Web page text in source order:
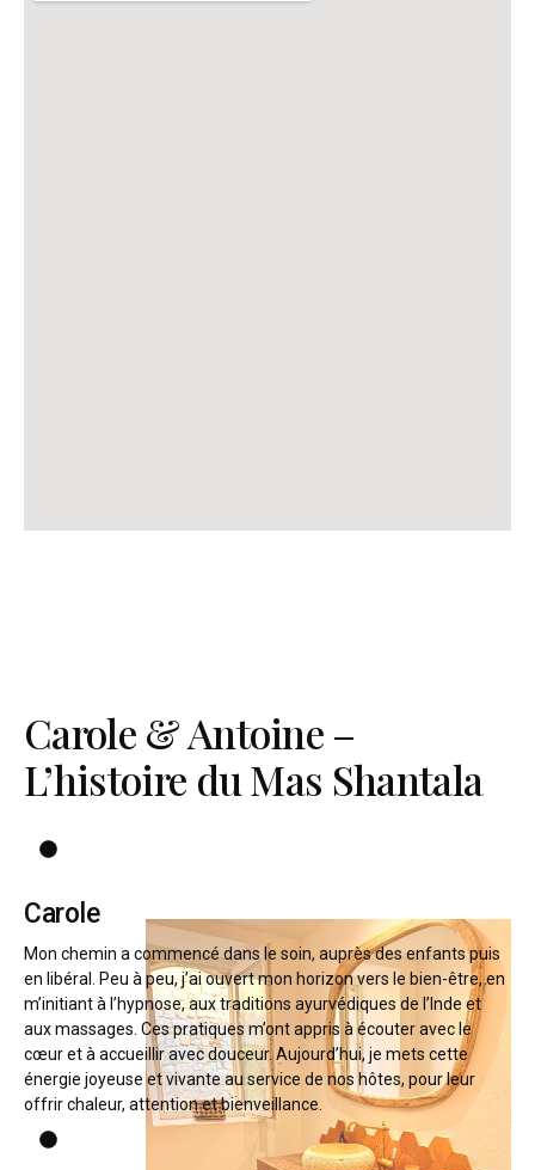
Carole & Antoine –
L’histoire du Mas Shantala
Carole
Mon chemin a commencé dans le soin, auprès des enfants puis
en libéral. Peu à peu, j’ai ouvert mon horizon vers le bien-être, en
m’initiant à l’hypnose, aux traditions ayurvédiques de l’Inde et
aux massages. Ces pratiques m’ont appris à écouter avec le
cœur et à accueillir avec douceur. Aujourd’hui, je mets cette
énergie joyeuse et vivante au service de nos hôtes, pour leur
offrir chaleur, attention et bienveillance.